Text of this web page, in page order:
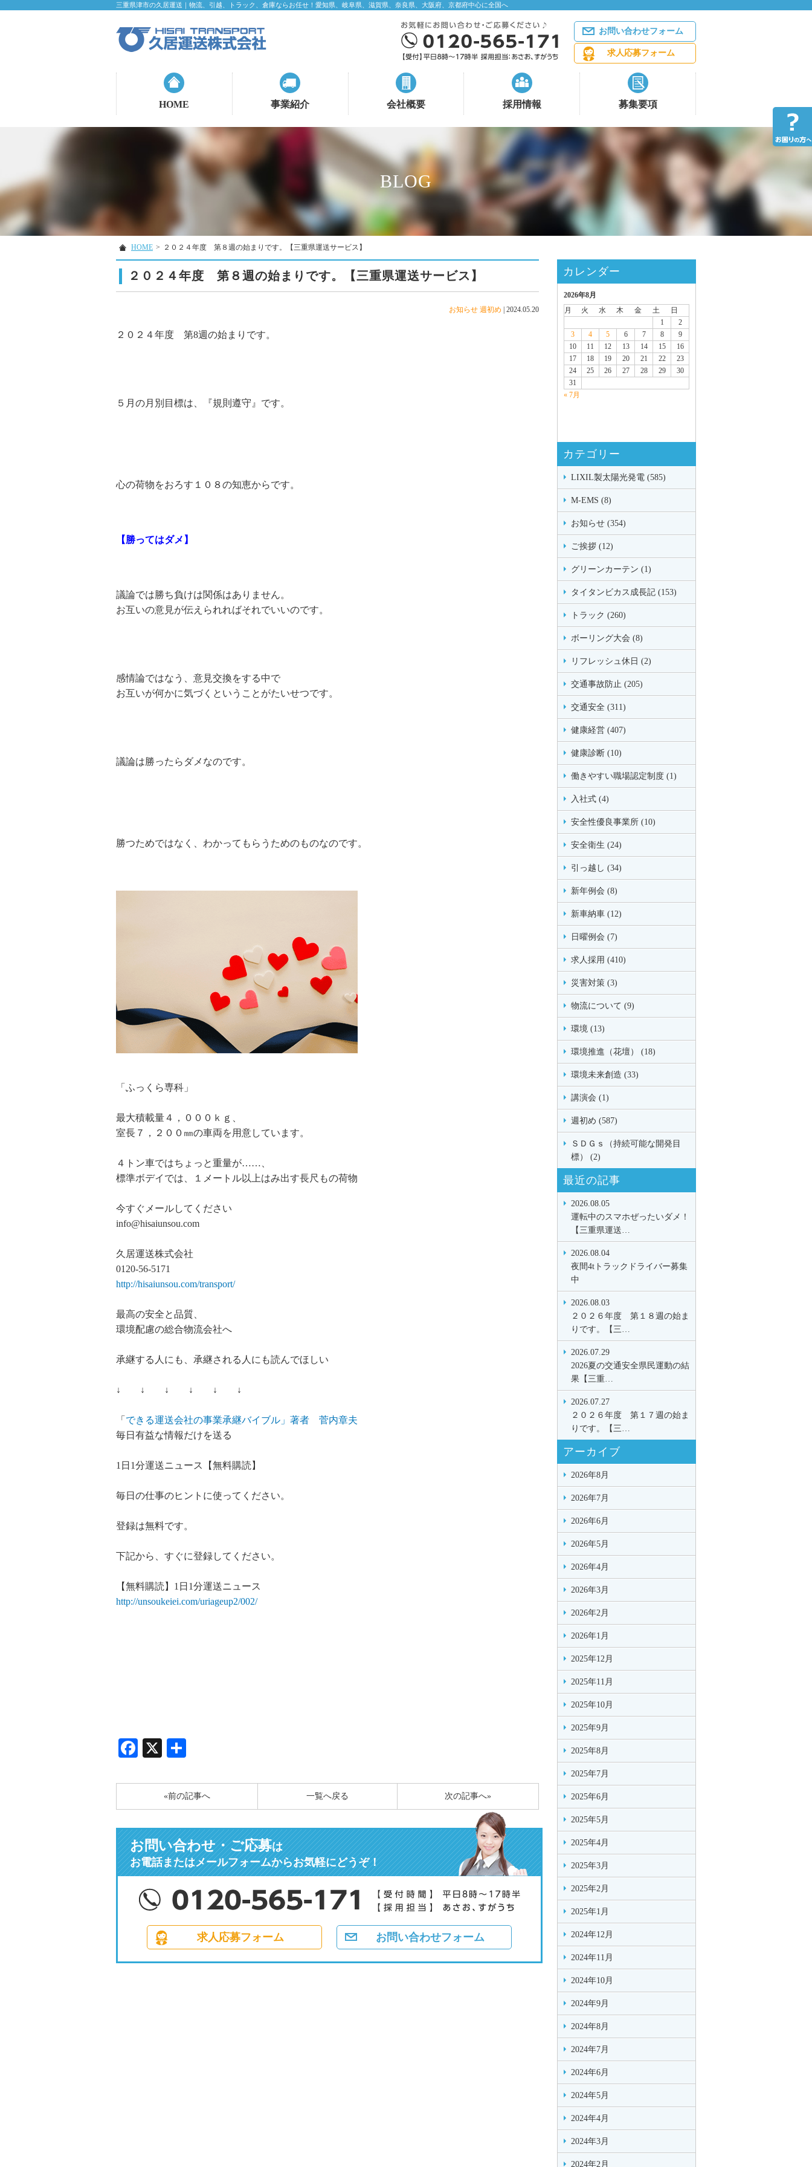
三重県津市の久居運送｜物流、引越、トラック、倉庫ならお任せ！愛知県、岐阜県、滋賀県、奈良県、大阪府、京都府中心に全国へ
お問い合わせフォーム
求人応募フォーム
HOME 事業紹介 会社概要 採用情報 募集要項
BLOG
HOME > ２０２４年度 第８週の始まりです。【三重県運送サービス】
２０２４年度 第８週の始まりです。【三重県運送サービス】
お知らせ 週初め 2024.05.20
２０２４年度 第8週の始まりです。
５月の月別目標は、『規則遵守』です。
心の荷物をおろす１０８の知恵からです。
【勝ってはダメ】
議論では勝ち負けは関係はありません。
お互いの意見が伝えられればそれでいいのです。
感情論ではなう、意見交換をする中で
お互いが何かに気づくということがたいせつです。
議論は勝ったらダメなのです。
勝つためではなく、わかってもらうためのものなのです。
「ふっくら専科」
最大積載量４，０００ｋｇ、
室長７，２００㎜の車両を用意しています。
４トン車ではちょっと重量が……、
標準ボデイでは、１メートル以上はみ出す長尺もの荷物
今すぐメールしてください
info@hisaiunsou.com
久居運送株式会社
0120-56-5171
http://hisaiunsou.com/transport/
最高の安全と品質、
環境配慮の総合物流会社へ
承継する人にも、承継される人にも読んでほしい
↓ ↓ ↓ ↓ ↓ ↓
「 できる運送会社の事業承継バイブル」著者 菅内章夫
毎日有益な情報だけを送る
1日1分運送ニュース【無料購読】
毎日の仕事のヒントに使ってください。
登録は無料です。
下記から、すぐに登録してください。
【無料購読】1日1分運送ニュース
http://unsoukeiei.com/uriageup2/002/
Facebook
X
«前の記事へ 次の記事へ»
一覧へ戻る
お問い合わせ・ご応募は
お電話またはメールフォームからお気軽にどうぞ！
求人応募フォーム お問い合わせフォーム
カレンダー
2026年8月
月
火 水 木 金 土
日
1
2
3
4 5 6 7 8
9
10
11 12 13 14 15
16
17
18 19 20 21 22
23
24
25 26 27 28 29
30
31
« 7月
カテゴリー
LIXIL製太陽光発電 (585)
M-EMS (8)
お知らせ (354)
ご挨拶 (12)
グリーンカーテン (1)
タイタンビカス成長記 (153)
トラック (260)
ボーリング大会 (8)
リフレッシュ休日 (2)
交通事故防止 (205)
交通安全 (311)
健康経営 (407)
健康診断 (10)
働きやすい職場認定制度 (1)
入社式 (4)
安全性優良事業所 (10)
安全衛生 (24)
引っ越し (34)
新年例会 (8)
新車納車 (12)
日曜例会 (7)
求人採用 (410)
災害対策 (3)
物流について (9)
環境 (13)
環境推進（花壇） (18)
環境未来創造 (33)
講演会 (1)
週初め (587)
ＳＤＧｓ（持続可能な開発目
標） (2)
最近の記事
2026.08.05
運転中のスマホぜったいダメ！
【三重県運送…
2026.08.04
夜間4tトラックドライバー募集
中
2026.08.03
２０２６年度 第１８週の始ま
りです。【三…
2026.07.29
2026夏の交通安全県民運動の結
果【三重…
2026.07.27
２０２６年度 第１７週の始ま
りです。【三…
アーカイブ
2026年8月
2026年7月
2026年6月
2026年5月
2026年4月
2026年3月
2026年2月
2026年1月
2025年12月
2025年11月
2025年10月
2025年9月
2025年8月
2025年7月
2025年6月
2025年5月
2025年4月
2025年3月
2025年2月
2025年1月
2024年12月
2024年11月
2024年10月
2024年9月
2024年8月
2024年7月
2024年6月
2024年5月
2024年4月
2024年3月
2024年2月